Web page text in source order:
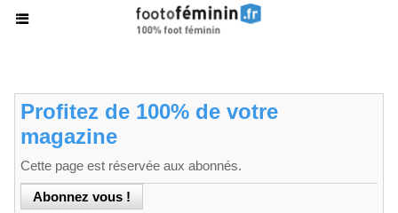
Profitez de 100% de votre
magazine
Cette page est réservée aux abonnés.